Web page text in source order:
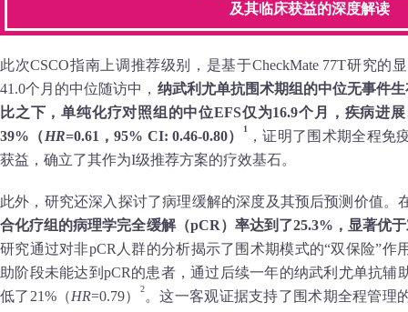
及其临床获益的深度解读
此次CSCO指南上调推荐级别，是基于CheckMate 77T研究的
41.0个月的中位随访中， 纳武利尤单抗围术期组的中位无事件
比之下，单纯化疗对照组的中位EFS仅为16.9个月，疾病进
39%（HR=0.61，95% CI: 0.46-0.80） 1，证明了围术期全程免
获益，确立了其作为I级推荐方案的疗效基石。
此外，研究还深入探讨了病理缓解的深度及其预后预测价值。
合化疗组的病理学完全缓解（pCR）率达到了25.3%，显著优
研究通过对非pCR人群的分析揭示了围术期模式的“双保险”作
助阶段未能达到pCR的患者，通过后续一年的纳武利尤单抗辅
低了21%（HR=0.79） 2。这一客观证据支持了围术期全程管理